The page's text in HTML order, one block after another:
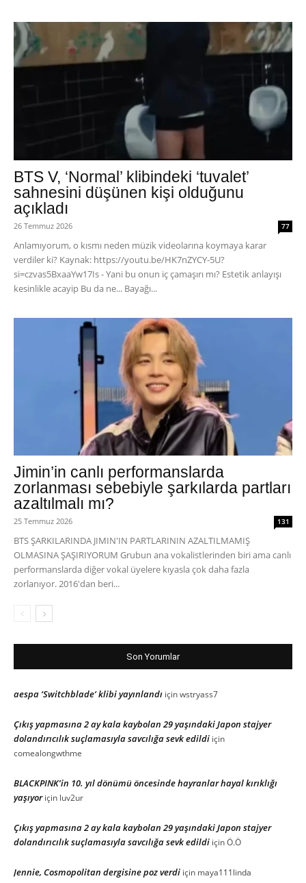
BTS V, ‘Normal’ klibindeki ‘tuvalet’
sahnesini düşünen kişi olduğunu
açıkladı
26 Temmuz 2026 77
Anlamıyorum, o kısmı neden müzik videolarına koymaya karar
verdiler ki? Kaynak: https://youtu.be/HK7nZYCY-5U?
si=czvas5BxaaYw17Is - Yani bu onun iç çamaşırı mı? Estetik anlayışı
kesinlikle acayip Bu da ne... Bayağı...
Jimin’in canlı performanslarda
zorlanması sebebiyle şarkılarda partları
azaltılmalı mı?
25 Temmuz 2026 131
BTS ŞARKILARINDA JIMIN'IN PARTLARININ AZALTILMAMIŞ
OLMASINA ŞAŞIRIYORUM Grubun ana vokalistlerinden biri ama canlı
performanslarda diğer vokal üyelere kıyasla çok daha fazla
zorlanıyor. 2016'dan beri...
Son Yorumlar
aespa ‘Switchblade’ klibi yayınlandı içinwstryass7
Çıkış yapmasına 2 ay kala kaybolan 29 yaşındaki Japon stajyer
dolandırıcılık suçlamasıyla savcılığa sevk edildi için
comealongwthme
BLACKPINK’in 10. yıl dönümü öncesinde hayranlar hayal kırıklığı
yaşıyoriçin luv2ur
Çıkış yapmasına 2 ay kala kaybolan 29 yaşındaki Japon stajyer
dolandırıcılık suçlamasıyla savcılığa sevk edildi içinÖ.Ö
Jennie, Cosmopolitan dergisine poz verdi için maya111linda